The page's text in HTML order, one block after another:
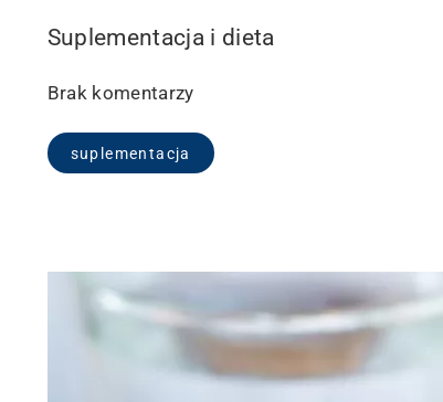
Suplementacja i dieta
Brak komentarzy
suplementacja